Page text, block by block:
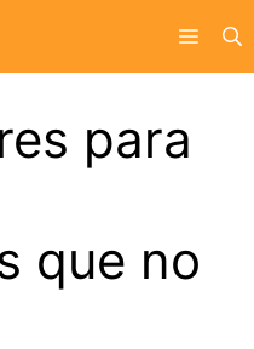
Menú
para
que no